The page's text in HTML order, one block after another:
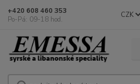
CZK
+420 608 460 353
Po-Pá: 09-18 hod.